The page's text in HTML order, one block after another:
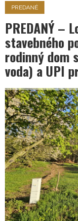
PREDANÉ
PREDANÝ –
stavebného
rodinný dom
voda) a UPI